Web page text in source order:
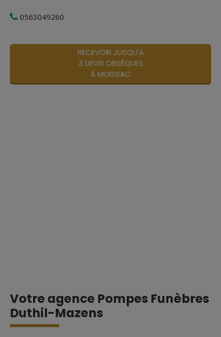
0563049260
RECEVOIR JUSQU'À
3 DEVIS OBSÈQUES
À MOISSAC
Votre agence Pompes Funèbres
Duthil-Mazens